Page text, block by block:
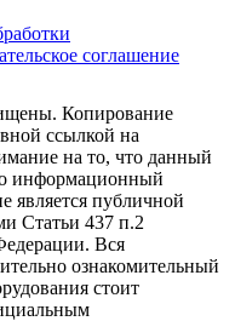
соглашение
Копирование
ссылкой на
на то, что данный
информационный
является публичной
Статьи 437 п.2
Вся
ознакомительный
стоит